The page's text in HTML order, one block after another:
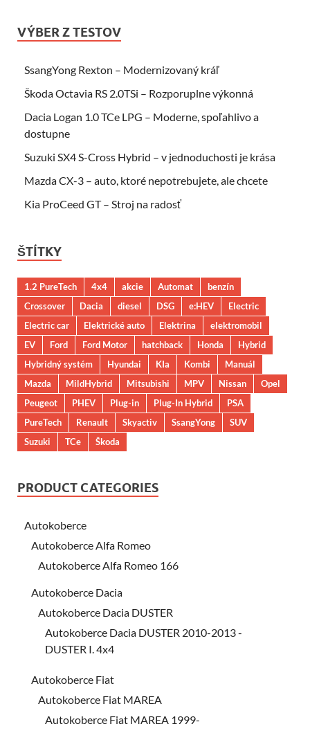
VÝBER Z TESTOV
SsangYong Rexton – Modernizovaný kráľ
Škoda Octavia RS 2.0TSi – Rozporuplne výkonná
Dacia Logan 1.0 TCe LPG – Moderne, spoľahlivo a
dostupne
Suzuki SX4 S-Cross Hybrid – v jednoduchosti je krása
Mazda CX-3 – auto, ktoré nepotrebujete, ale chcete
Kia ProCeed GT – Stroj na radosť
ŠTÍTKY
1.2 PureTech 4x4 akcie Automat
benzín
Crossover
Dacia diesel DSG e:HEV
Electric
Electric car
Elektrické auto Elektrina
elektromobil
EV
Ford Ford Motor hatchback Honda
Hybrid
Hybridný systém
Hyundai KIa Kombi
Manuál
Mazda
MildHybrid Mitsubishi MPV Nissan
Opel
Peugeot
PHEV Plug-in Plug-In Hybrid
PSA
PureTech
Renault Skyactiv SsangYong
SUV
Suzuki
TCe Škoda
PRODUCT CATEGORIES
Autokoberce
Autokoberce Alfa Romeo
Autokoberce Alfa Romeo 166
Autokoberce Dacia
Autokoberce Dacia DUSTER
Autokoberce Dacia DUSTER 2010-2013 -
DUSTER I. 4x4
Autokoberce Fiat
Autokoberce Fiat MAREA
Autokoberce Fiat MAREA 1999-